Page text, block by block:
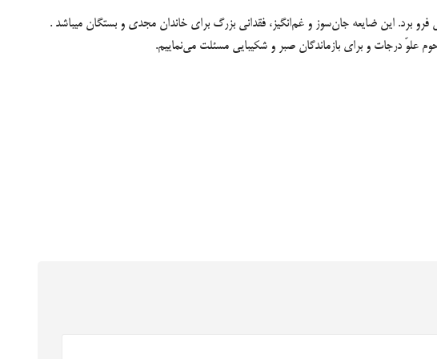
برد. این ضایعه جان‌سوز و غم‌انگیز، فقدانی بزرگ برای خاندان مجدی و بستگان میباشد .
علوّ درجات و برای بازماندگان صبر و شکیبایی مسئلت می‌نماییم.